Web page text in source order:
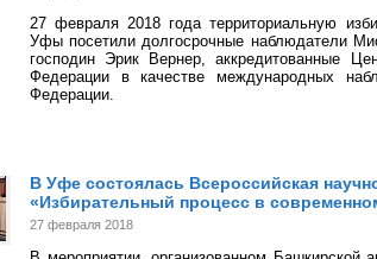
27 февраля 2018 года территориальную
Уфы посетили долгосрочные наблюдатели
господин Эрик Вернер, аккредитованные
Федерации в качестве международных
Федерации.
В Уфе состоялась Всероссийская
«Избирательный процесс в
27 февраля 2018